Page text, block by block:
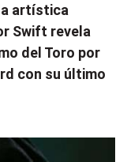
artística
Swift revela
del Toro por
con su último